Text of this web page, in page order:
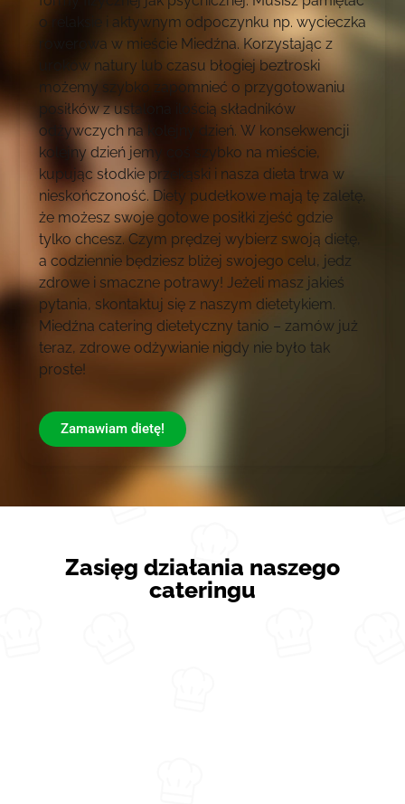
o relaksie i aktywnym odpoczynku np. wycieczka
rowerowa w mieście Miedźna. Korzystając z
uroków natury lub czasu błogiej beztroski
możemy szybko zapomnieć o przygotowaniu
posiłków z ustalona ilością składników
odżywczych na kolejny dzień. W konsekwencji
kolejny dzień jemy coś szybko na mieście,
kupując słodkie przekąski i nasza dieta trwa w
nieskończoność. Diety pudełkowe mają tę zaletę,
że możesz swoje gotowe posiłki zjeść gdzie
tylko chcesz. Czym prędzej wybierz swoją dietę,
a codziennie będziesz bliżej swojego celu, jedz
zdrowe i smaczne potrawy! Jeżeli masz jakieś
pytania, skontaktuj się z naszym dietetykiem.
Miedźna catering dietetyczny tanio – zamów już
teraz, zdrowe odżywianie nigdy nie było tak
proste!
Zamawiam dietę!
Zasięg działania naszego
cateringu